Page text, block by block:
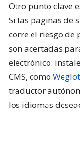
Otro punto clave
Si las páginas de
corre el riesgo de
son acertadas
electrónico:
CMS, como Weglot
traductor
los idiomas